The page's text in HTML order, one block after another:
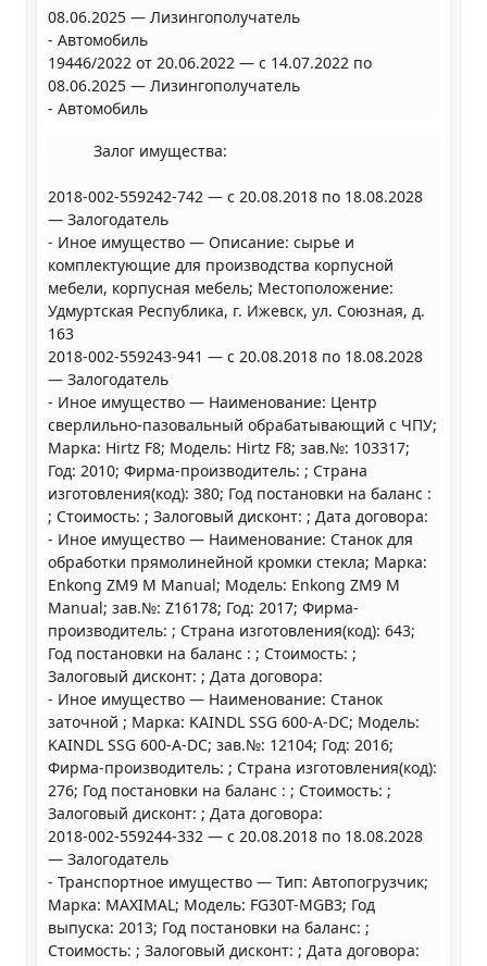
08.06.2025 — Лизингополучатель
- Автомобиль
19446/2022 от 20.06.2022 — с 14.07.2022 по
08.06.2025 — Лизингополучатель
- Автомобиль
Залог имущества:
2018-002-559242-742 — с 20.08.2018 по 18.08.2028
— Залогодатель
- Иное имущество — Описание: сырье и
комплектующие для производства корпусной
мебели, корпусная мебель; Местоположение:
Удмуртская Республика, г. Ижевск, ул. Союзная, д.
163
2018-002-559243-941 — с 20.08.2018 по 18.08.2028
— Залогодатель
- Иное имущество — Наименование: Центр
сверлильно-пазовальный обрабатывающий с ЧПУ;
Марка: Hirtz F8; Модель: Hirtz F8; зав.№: 103317;
Год: 2010; Фирма-производитель: ; Страна
изготовления(код): 380; Год постановки на баланс :
; Стоимость: ; Залоговый дисконт: ; Дата договора:
- Иное имущество — Наименование: Станок для
обработки прямолинейной кромки стекла; Марка:
Enkong ZM9 M Manual; Модель: Enkong ZM9 M
Manual; зав.№: Z16178; Год: 2017; Фирма-
производитель: ; Страна изготовления(код): 643;
Год постановки на баланс : ; Стоимость: ;
Залоговый дисконт: ; Дата договора:
- Иное имущество — Наименование: Станок
заточной ; Марка: KAINDL SSG 600-A-DC; Модель:
KAINDL SSG 600-A-DC; зав.№: 12104; Год: 2016;
Фирма-производитель: ; Страна изготовления(код):
276; Год постановки на баланс : ; Стоимость: ;
Залоговый дисконт: ; Дата договора:
2018-002-559244-332 — с 20.08.2018 по 18.08.2028
— Залогодатель
- Транспортное имущество — Тип: Автопогрузчик;
Марка: MAXIMAL; Модель: FG30T-MGB3; Год
выпуска: 2013; Год постановки на баланс: ;
Стоимость: ; Залоговый дисконт: ; Дата договора: